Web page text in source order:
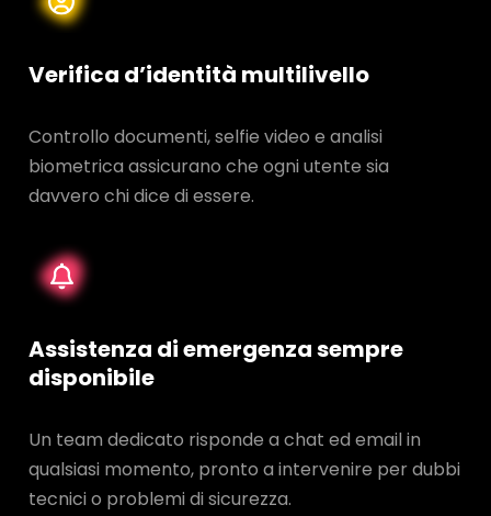
Verifica d’identità multilivello
Controllo documenti, selfie video e analisi
biometrica assicurano che ogni utente sia
davvero chi dice di essere.
Assistenza di emergenza sempre
disponibile
Un team dedicato risponde a chat ed email in
qualsiasi momento, pronto a intervenire per dubbi
tecnici o problemi di sicurezza.